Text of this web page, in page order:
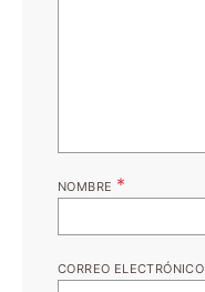
NOMBRE *
CORREO ELECTRÓNICO